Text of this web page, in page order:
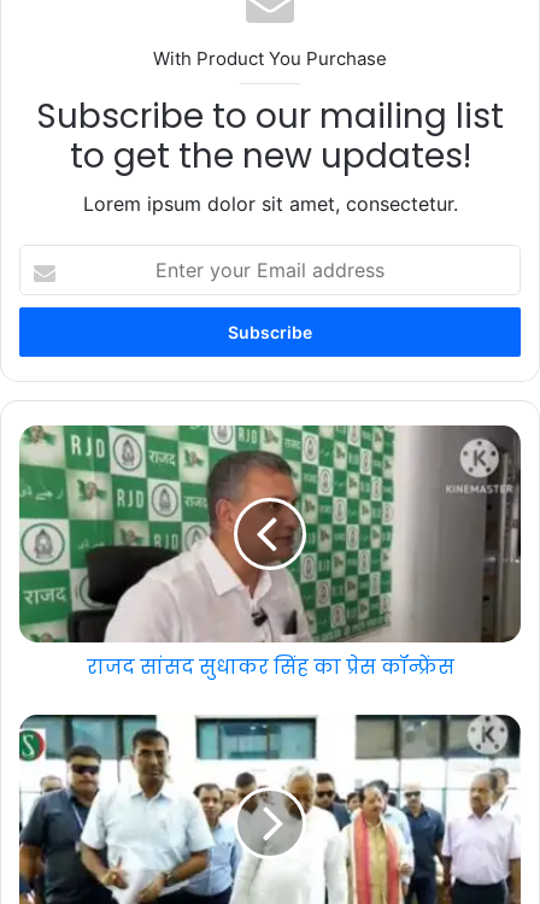
With Product You Purchase
Subscribe to our mailing list
to get the new updates!
Lorem ipsum dolor sit amet, consectetur.
your
Email
राजद सांसद सुधाकर सिंह का प्रेस कॉन्फ्रेंस